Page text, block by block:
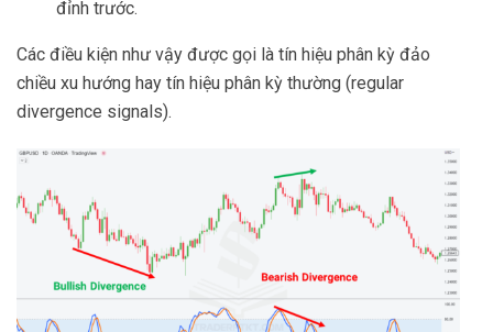
đỉnh trước.
Các điều kiện như vậy được gọi là tín hiệu phân kỳ đảo
chiều xu hướng hay tín hiệu phân kỳ thường (regular
divergence signals).